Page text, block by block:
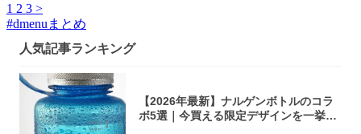
1 2 3 >
#dmenuまとめ
人気記事ランキング
【2026年最新】ナルゲンボトルのコラ
ボ5選｜今買える限定デザインを一挙紹